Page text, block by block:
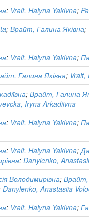
; Vrait, Halyna Yakivna;
; Врайт, Галина Яківна;
; Vrait, Halyna Yakivna;
Галина Яківна; Vrait,
; Врайт, Галина
Iryna Arkadiivna
; Vrait, Halyna Yakivna;
; Vrait, Halyna Yakivna;
; Danylenko,
Володимирівна; Врайт,
Danylenko, Anastasiia
; Vrait, Halyna Yakivna;